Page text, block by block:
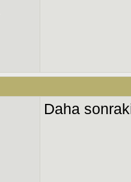
Daha